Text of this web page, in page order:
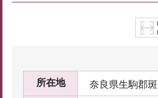
所在地 奈良県生駒郡